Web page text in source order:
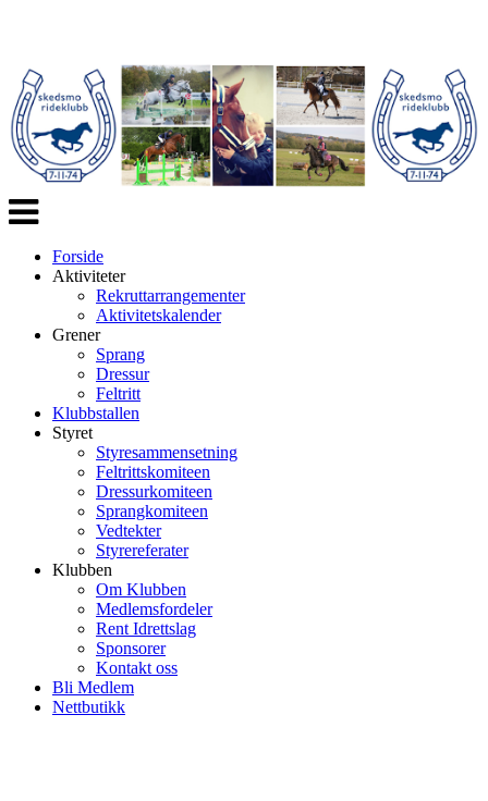
Veksle
navigasjon
Forside
Aktiviteter
Rekruttarrangementer
Aktivitetskalender
Grener
Sprang
Dressur
Feltritt
Klubbstallen
Styret
Styresammensetning
Feltrittskomiteen
Dressurkomiteen
Sprangkomiteen
Vedtekter
Styrereferater
Klubben
Om Klubben
Medlemsfordeler
Rent Idrettslag
Sponsorer
Kontakt oss
Bli Medlem
Nettbutikk